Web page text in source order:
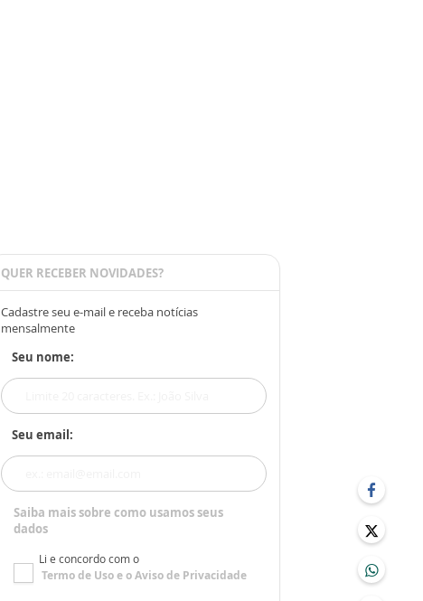
QUER RECEBER NOVIDADES?
Cadastre seu e-mail e receba notícias
mensalmente
Seu nome:
Seu email:
Saiba mais sobre como usamos seus
dados
Li e concordo com o
Termo de Usoe oAviso de Privacidade